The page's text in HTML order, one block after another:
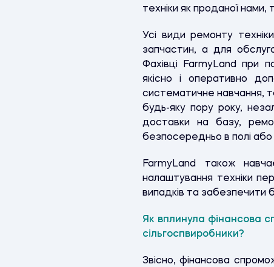
техніки як проданої нами,
Усі види ремонту
запчастин, а для
Фахівці FarmyLand при
якісно і оперативно
систематичне навчання,
будь-яку пору року,
доставки на базу,
безпосередньо в полі або
FarmyLand також
налаштування техніки
випадків та забезпечити
Як вплинула фінансова
сільгоспвиробники?
Звісно, фінансова